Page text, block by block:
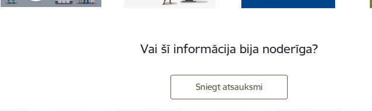
Vai šī informācija bija noderīga?
Sniegt atsauksmi